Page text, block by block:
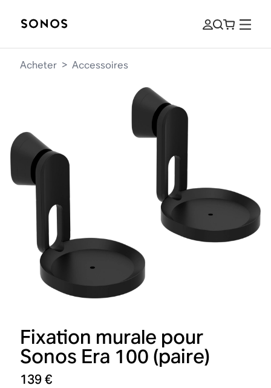
Acheter > Accessoires
Fixation murale pour
Sonos Era 100 (paire)
139 €